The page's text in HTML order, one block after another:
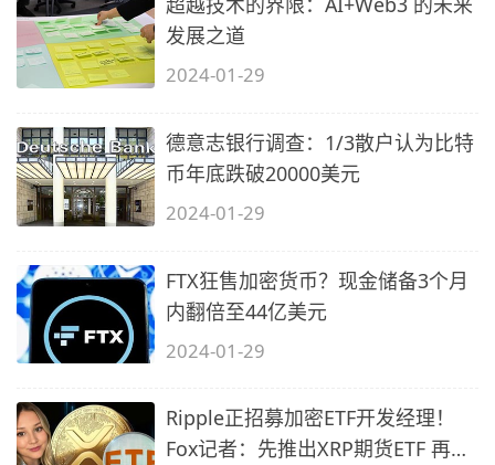
发展之道
2024-01-29
德意志银行调查：1/3散户认为比特
币年底跌破20000美元
2024-01-29
FTX狂售加密货币？现金储备3个月
内翻倍至44亿美元
2024-01-29
Ripple正招募加密ETF开发经理！
Fox记者：先推出XRP期货ETF 再是